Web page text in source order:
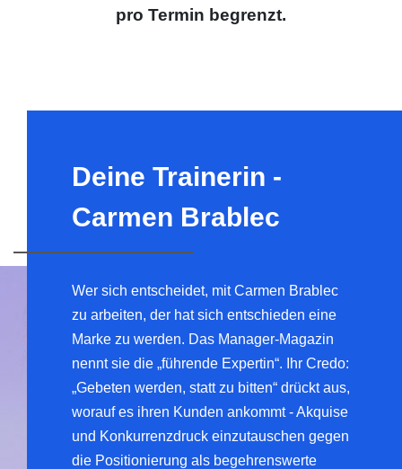
pro Termin begrenzt.
Deine Trainerin -
Carmen Brablec
Wer sich entscheidet, mit Carmen Brablec
zu arbeiten, der hat sich entschieden eine
Marke zu werden. Das Manager-Magazin
nennt sie die „führende Expertin“. Ihr Credo:
„Gebeten werden, statt zu bitten“ drückt aus,
worauf es ihren Kunden ankommt - Akquise
und Konkurrenzdruck einzutauschen gegen
die Positionierung als begehrenswerte